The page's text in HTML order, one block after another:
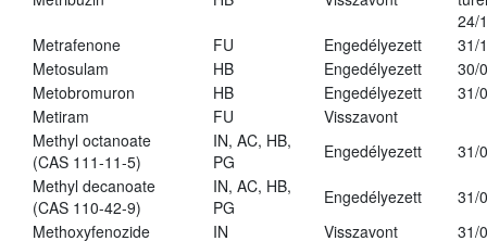
24/
Metrafenone
FU Engedélyezett
31/
Metosulam
HB Engedélyezett
30/
Metobromuron
HB Engedélyezett
31/
Metiram
FU
Visszavont
Methyl octanoate
(CAS 111-11-5)
IN, AC, HB,
PG
Engedélyezett
31/
Methyl decanoate
(CAS 110-42-9)
IN, AC, HB,
PG
Engedélyezett
31/
Methoxyfenozide
IN Visszavont
31/